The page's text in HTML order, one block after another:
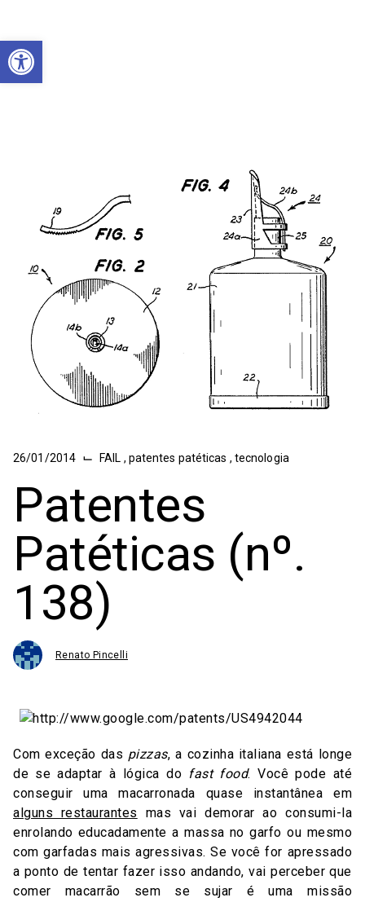
Abrir a barra de ferramentas
26/01/2014 ⌙ FAIL , patentes patéticas , tecnologia
Patentes
Patéticas (nº.
138)
Renato Pincelli
Com exceção das pizzas, a cozinha italiana está longe
de se adaptar à lógica do fast food. Você pode até
conseguir uma macarronada quase instantânea em
alguns restaurantes mas vai demorar ao consumi-la
enrolando educadamente a massa no garfo ou mesmo
com garfadas mais agressivas. Se você for apressado
a ponto de tentar fazer isso andando, vai perceber que
comer macarrão sem se sujar é uma missão